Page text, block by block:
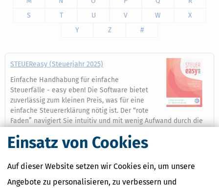
Einsatz von Cookies
Auf dieser Website setzen wir Cookies ein, um unsere
Angebote zu personalisieren, zu verbessern und
S
T U V W
X
Y
Z #
STEUEReasy (Steuerjahr 2025)
Einfache Handhabung für einfache
Steuerfälle - easy eben! Die Software bietet
zuverlässig zum kleinen Preis, was für eine
einfache Steuererklärung nötig ist. Der “rote
Faden” navigiert Sie intuitiv und mit wenig Aufwand durch die
Mehr dazu